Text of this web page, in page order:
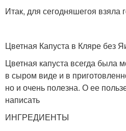
Итак, для сегодняшегоя взяла
Цветная Капуста в Кляре без
Цветная капуста всегда
в сыром виде и в
но и очень полезна. О ее
написать
ИНГРЕДИЕНТЫ